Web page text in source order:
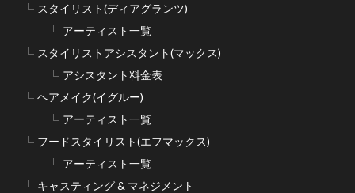
スタイリスト(ディアグランツ)
アーティスト一覧
スタイリストアシスタント(マックス)
アシスタント料金表
ヘアメイク(イグルー)
アーティスト一覧
フードスタイリスト(エフマックス)
アーティスト一覧
キャスティング & マネジメント